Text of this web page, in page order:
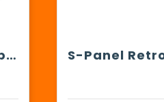
Pet Ultimate met 5 panelen contrasterende sandwich